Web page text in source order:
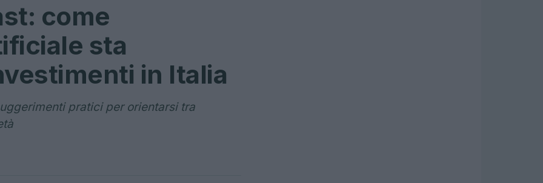
come
sta
in Italia
pratici per orientarsi tra